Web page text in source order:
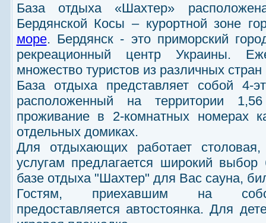
База отдыха «Шахтер»
Бердянской Косы – курортной зоне
море. Бердянск - это приморский
рекреационный центр Украины.
множество туристов из различных стран
База отдыха представляет собой 4-
расположенный на территории
проживание в 2-комнатных номерах
отдельных домиках.
Для отдыхающих работает
услугам предлагается широкий
базе отдыха "Шахтер" для Вас сауна,
Гостям, приехавшим на
предоставляется автостоянка. Для